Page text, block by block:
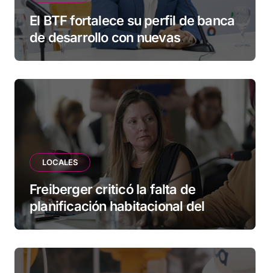
El BTF fortalece su perfil de banca
de desarrollo con nuevas
herramientas para familias y
LOCALES
Freiberger criticó la falta de
planificación habitacional del
Municipio: “Vuoto deja afuera a
esperando”